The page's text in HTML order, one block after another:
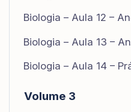
Biologia – Aula 12 –
Biologia – Aula 13 –
Biologia – Aula 14 –
Volume 3